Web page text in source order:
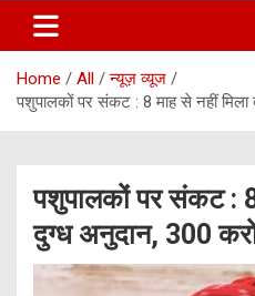
Home All
न्यूज़ व्यूज
पशुपालकों पर संकट : 8 माह से नहीं
पशुपालकों पर संकट : 8
दुग्ध अनुदान, 300